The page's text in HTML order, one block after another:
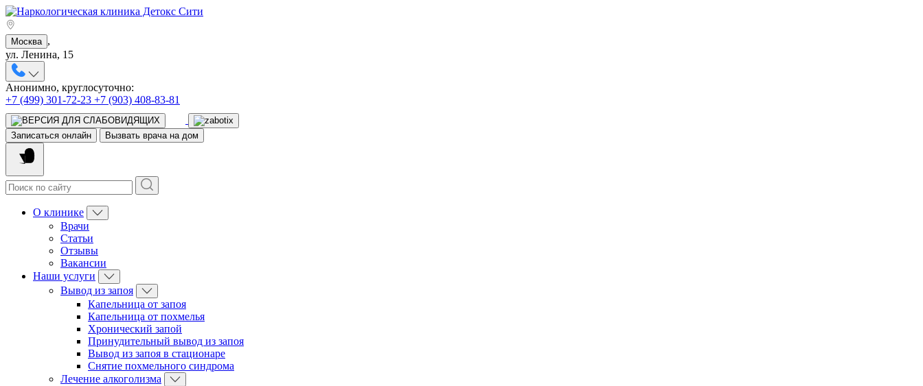
Москва ,
ул. Ленина, 15
Анонимно, круглосуточно:
+7 (499) 301-72-23 +7 (903) 408-83-81
Записаться онлайн Вызвать врача на дом
О клинике
Врачи
Статьи
Отзывы
Вакансии
Наши услуги
Вывод из запоя
Капельница от запоя
Капельница от похмелья
Хронический запой
Принудительный вывод из запоя
Вывод из запоя в стационаре
Снятие похмельного синдрома
Лечение алкоголизма